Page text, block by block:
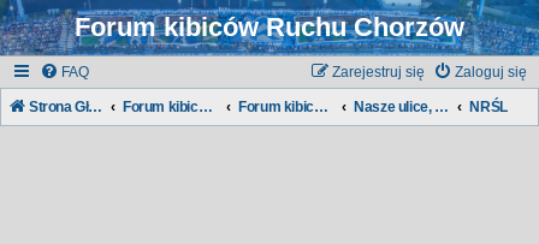
Forum kibiców Ruchu Chorzów
FAQ Zaloguj się
Zarejestruj się
Strona Główna Forum kibiców Ruchu Forum kibiców: Nasze ulice, nasze dzielnice... NRŚL